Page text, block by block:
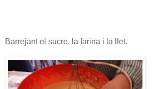
Barrejant el sucre, la farina i la llet.